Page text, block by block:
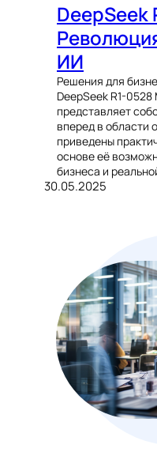
DeepSeek
ИИ
Решения для
DeepSeek R1-
представляет
вперед в области
приведены
основе её
бизнеса и
30.05.2025